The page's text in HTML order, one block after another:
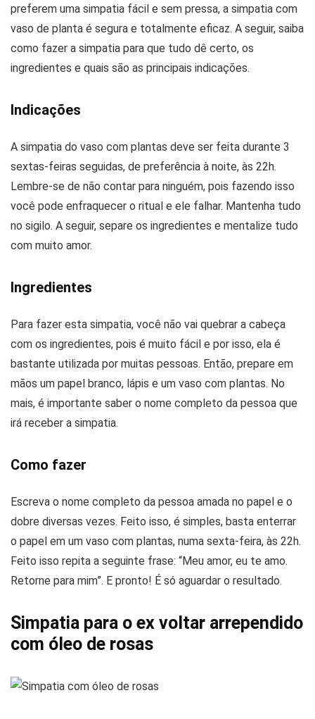
preferem uma simpatia fácil e sem pressa, a simpatia com
vaso de planta é segura e totalmente eficaz. A seguir, saiba
como fazer a simpatia para que tudo dê certo, os
ingredientes e quais são as principais indicações.
Indicações
A simpatia do vaso com plantas deve ser feita durante 3
sextas-feiras seguidas, de preferência à noite, às 22h.
Lembre-se de não contar para ninguém, pois fazendo isso
você pode enfraquecer o ritual e ele falhar. Mantenha tudo
no sigilo. A seguir, separe os ingredientes e mentalize tudo
com muito amor.
Ingredientes
Para fazer esta simpatia, você não vai quebrar a cabeça
com os ingredientes, pois é muito fácil e por isso, ela é
bastante utilizada por muitas pessoas. Então, prepare em
mãos um papel branco, lápis e um vaso com plantas. No
mais, é importante saber o nome completo da pessoa que
irá receber a simpatia.
Como fazer
Escreva o nome completo da pessoa amada no papel e o
dobre diversas vezes. Feito isso, é simples, basta enterrar
o papel em um vaso com plantas, numa sexta-feira, às 22h.
Feito isso repita a seguinte frase: “Meu amor, eu te amo.
Retorne para mim”. E pronto! É só aguardar o resultado.
Simpatia para o ex voltar arrependido
com óleo de rosas